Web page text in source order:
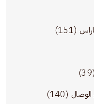
(151)
(39)
(140)